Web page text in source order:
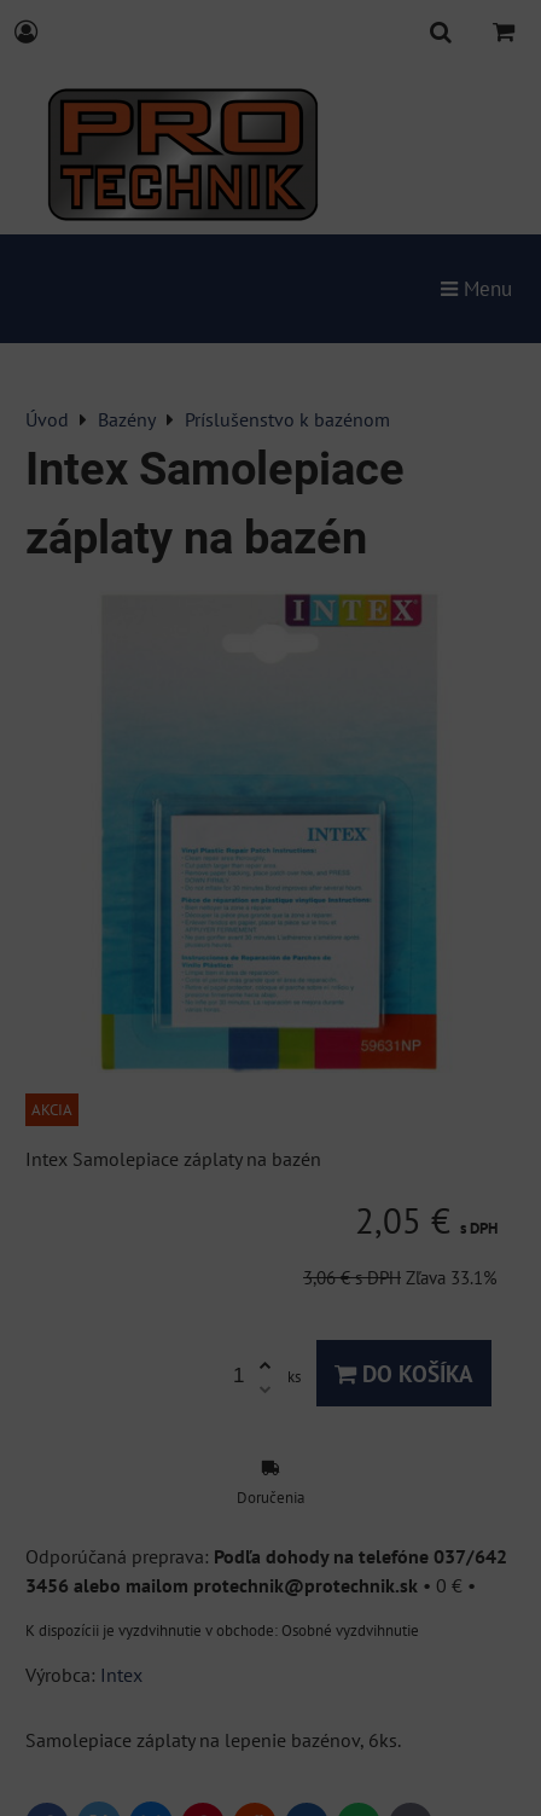
Menu
Úvod Bazény Príslušenstvo k bazénom
Intex Samolepiace
záplaty na bazén
AKCIA
Intex Samolepiace záplaty na bazén
2,05 € s DPH
3,06 € s DPH Zľava 33.1%
ks DO KOŠÍKA
Doručenia
Podľa dohody na telefóne 037/642
3456 alebo mailom protechnik@protechnik.sk • 0 € •
Osobné vyzdvihnutie
Výrobca: Intex
Samolepiace záplaty na lepenie bazénov, 6ks.